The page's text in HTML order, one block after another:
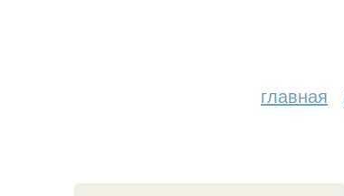
главная